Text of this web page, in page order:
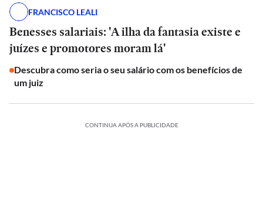
FRANCISCO LEALI
Benesses salariais: 'A ilha da fantasia existe e
juízes e promotores moram lá'
Descubra como seria o seu salário com os benefícios de
um juiz
CONTINUA APÓS A PUBLICIDADE